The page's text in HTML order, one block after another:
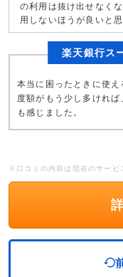
の利用は抜け出せなく
用しないほうが良いと思
楽天銀行ス
本当に困ったときに使
度額がもう少し多けれ
も感じました。
※口コミの内容は現在のサービ